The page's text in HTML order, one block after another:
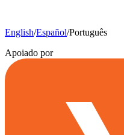
English/Español/Português
Apoiado por